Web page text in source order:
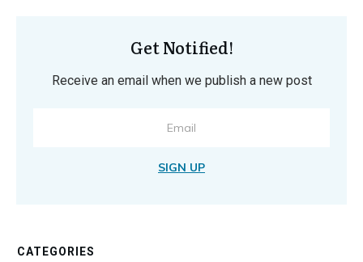
Get Notified!
Receive an email when we publish a new post
SIGN UP
CATEGORIES